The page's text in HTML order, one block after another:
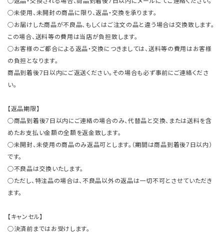
○未使用、未開封の商品に限り、返品・交換を承ります。
○お届けした商品が不良品、もしくはご注文の品と違う場合は交換致します。
この場合、送料等の費用は当店が負担致します。
○お客様のご都合による返品・交換につきましては、送料等の費用はお客様
の負担となります。
商品到着後7日以内にご返送ください。その場合も必ず事前にご連絡くださ
い。
【返品期限】
○商品到着後7日以内にご連絡の場合のみ、代替品と交換、または送料を含
めたお支払い金額の全額を返金致します。
○未開封、未使用の商品のみ返品可とします。（期間は商品到着後7日以内）
です。
○不良品は交換いたします。
○ただし、特注品の場合は、不良品以外の返品は一切不可とさせていただき
ます。
【キャンセル】
○決済前まではお受けします。